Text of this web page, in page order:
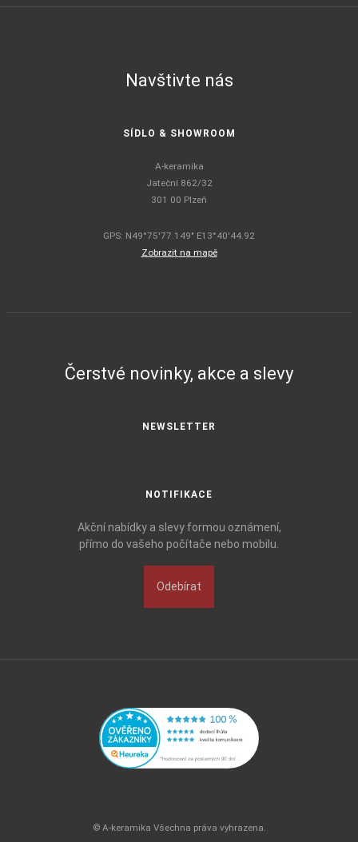
Navštivte nás
SÍDLO & SHOWROOM
A-keramika
Jateční 862/32
301 00 Plzeň
GPS: N49°75'77.149" E13°40'44.92
Zobrazit na mapě
Čerstvé novinky, akce a slevy
NEWSLETTER
NOTIFIKACE
Akční nabídky a slevy formou oznámení,
přímo do vašeho počítače nebo mobilu.
Odebírat
© A-keramika Všechna práva vyhrazena.